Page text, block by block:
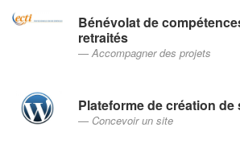
Bénévolat de
retraités
Accompagner des projets
Plateforme de création
Concevoir un site